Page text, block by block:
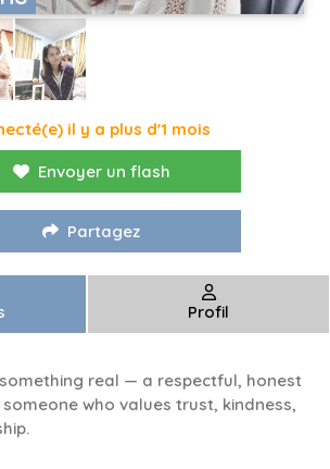
il y a plus d'1 mois
Envoyer un flash
Partagez
Profil
something real — a respectful, honest
who values trust, kindness,